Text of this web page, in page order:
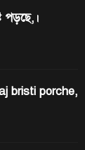
পড়ছে,।
bristi porche,